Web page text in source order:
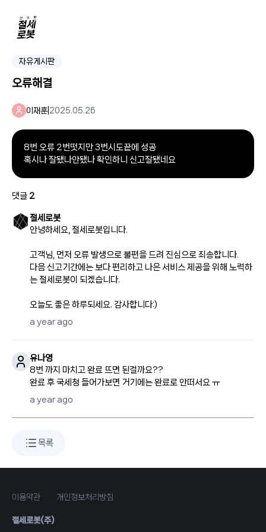
자유게시판
오류해결
이재훈 2025.05.26
8번 오류 2번떳지만 3번시도끝에 성공
혹시나 잘됐나안됐나 확인하니 신고잘됐네요
댓글 2
절세로봇
안녕하세요, 절세로봇입니다.
고객님, 먼저 오류 발생으로 불편을 드려 진심으로 죄송합니다.
다음 신고기간에는 보다 편리하고 나은 서비스 제공을 위해 노력하
는 절세로봇이 되겠습니다.
a year ago
유나영
8번 까지 마치고 완료 뜨면 된걸까요??
완료 후 국세청 들어가보면 거기에는 완료로 안떠서요 ㅠ
a year ago
목록
이용약관 개인정보처리방침
절세로봇(주)